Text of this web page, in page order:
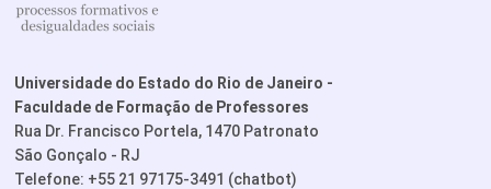
Universidade do Estado do Rio de Janeiro -
Faculdade de Formação de Professores
Rua Dr. Francisco Portela, 1470 Patronato
São Gonçalo - RJ
Telefone: +55 21 97175-3491 (chatbot)